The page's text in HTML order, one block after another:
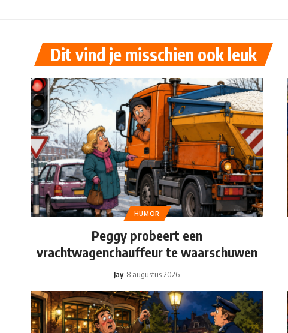
Dit vind je misschien ook leuk
HUMOR
Peggy probeert een
vrachtwagenchauffeur te waarschuwen
Jay 8 augustus 2026